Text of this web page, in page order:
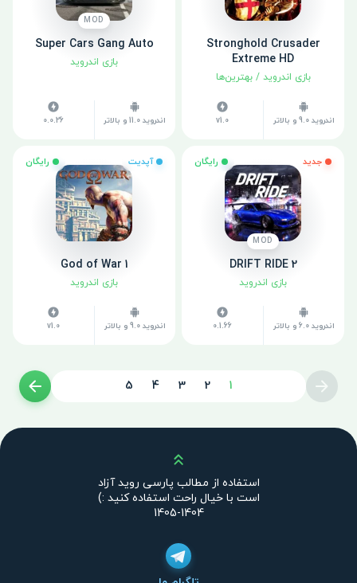
Stronghold Crusader
Extreme HD
بازی اندروید /بهترین‌ها
اندروید 9.0 و بالاتر v1.0
MOD
Super Cars Gang Auto
بازی اندروید
اندروید 11.0 و بالاتر 0.0.26
جدید رایگان
MOD
DRIFT RIDE 2
بازی اندروید
اندروید 6.0 و بالاتر 0.1.66
آپدیت رایگان
God of War 1
بازی اندروید
اندروید 9.0 و بالاتر v1.0
1
2
3
4
5
بالا
استفاده از مطالب پارسی روید آزاد
است با خیال راحت استفاده کنید :)
1404-1405